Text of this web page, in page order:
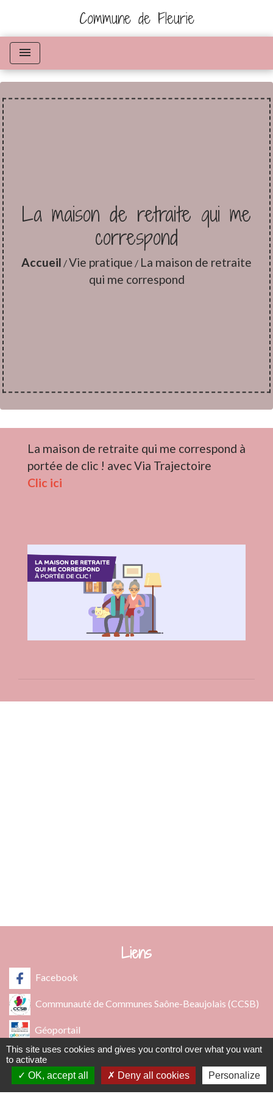
Commune de Fleurie
menu
La maison de retraite qui me
correspond
Accueil /Vie pratique / La maison de retraite
qui me correspond
La maison de retraite qui me correspond à
portée de clic ! avec Via Trajectoire
Clic ici
Liens
Facebook
Communauté de Communes Saône-Beaujolais (CCSB)
Géoportail
Préfecture du Rhône
Bomal sur Ourthe
This site uses cookies and gives you control over what you want
to activate
OK, accept all
Deny all cookies Personalize